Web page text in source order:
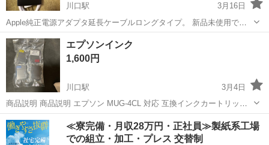
川口駅
3月16日
Apple純正電源アダプタ延長ケーブルロングタイプ。 新品未使用です
が、専用箱などはありませんので、クッション梱包でお渡しします。
ノークレームノーリターンでお願いします。 他にも出品物があります
ので、まとめ買いなら値段...
埼玉 川口市 川口駅 周辺機器
エプソンインク
1,600円
川口駅
3月4日
商品説明 商品説明 エプソン MUG-4CL 対応 互換インクカートリッ
ジ （目印：マグカップ） ICチップ付き 残量表示あり セット内容：
MUG-BK（ブラック）×2個 MUG-C（シアン）×2個 MUG-Y（イエロ
ー...
埼玉 川口市 川口駅 周辺機器 エプソン
≪寮完備・月収28万円・正社員≫製紙系工場
での組立・加工・プレス 交替制